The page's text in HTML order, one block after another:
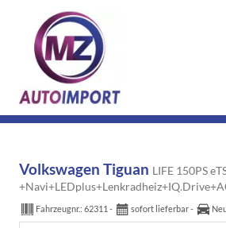
Volkswagen Tiguan LIFE 150PS
Fahrzeugnr.: 62311 sofort lieferbar